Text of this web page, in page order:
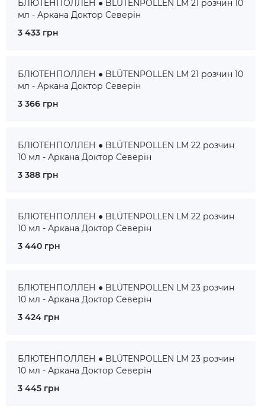
БЛЮТЕНПОЛЛЕН ● BLÜTENPOLLEN LM 21 розчин 10
мл - Аркана Доктор Северін
3 433 грн
БЛЮТЕНПОЛЛЕН ● BLÜTENPOLLEN LM 21 розчин 10
мл - Аркана Доктор Северін
3 366 грн
БЛЮТЕНПОЛЛЕН ● BLÜTENPOLLEN LM 22 розчин
10 мл - Аркана Доктор Северін
3 388 грн
БЛЮТЕНПОЛЛЕН ● BLÜTENPOLLEN LM 22 розчин
10 мл - Аркана Доктор Северін
3 440 грн
БЛЮТЕНПОЛЛЕН ● BLÜTENPOLLEN LM 23 розчин
10 мл - Аркана Доктор Северін
3 424 грн
БЛЮТЕНПОЛЛЕН ● BLÜTENPOLLEN LM 23 розчин
10 мл - Аркана Доктор Северін
3 445 грн